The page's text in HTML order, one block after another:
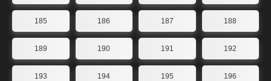
185 186 187 188
189 190 191 192
193 194 195 196